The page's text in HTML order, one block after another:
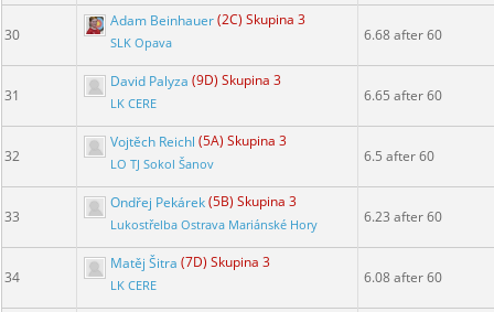
30
Adam Beinhauer(2C) Skupina 3
SLK Opava 6.68 after 60
31
David Palyza (9D) Skupina 3
LK CERE 6.65 after 60
32
Vojtěch Reichl (5A) Skupina 3
LO TJ Sokol Šanov 6.5 after 60
33
Ondřej Pekárek(5B) Skupina 3
Lukostřelba Ostrava Mariánské Hory 6.23 after 60
34
Matěj Šitra (7D) Skupina 3
LK CERE 6.08 after 60